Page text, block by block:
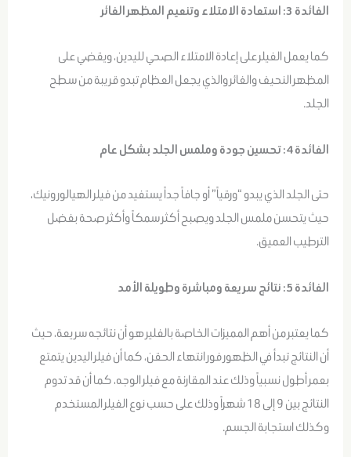
الفائدة 3: استعادة الامتلاء وتنعيم المظهر الغائر
كما يعمل الفيلر على إعادة الامتلاء الصحي لليدين، ويقضي على
المظهر النحيف والغائر والذي يجعل العظام تبدو قريبة من سطح
الجلد.
الفائدة 4: تحسين جودة وملمس الجلد بشكل عام
حتى الجلد الذي يبدو “ورقياً” أو جافاً جداً يستفيد من فيلر الهيالورونيك،
حيث يتحسن ملمس الجلد ويصبح أكثر سمكاً وأكثر صحة بفضل
الترطيب العميق.
الفائدة 5: نتائج سريعة ومباشرة وطويلة الأمد
كما يعتبر من أهم المميزات الخاصة بالفلير هو أن نتائجه سريعة، حيث
أن النتائج تبدأ في الظهور فور انتهاء الحقن، كما أن فيلر اليدين يتمتع
بعمر أطول نسبياً وذلك عند المقارنة مع فيلر الوجه، كما أن قد تدوم
النتائج بين 9 إلى 18 شهراً وذلك على حسب نوع الفيلر المستخدم
وكذلك استجابة الجسم.